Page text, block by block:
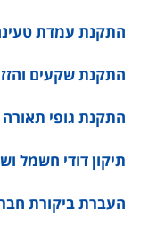
התקנת עמדת
התקנת שקעים
התקנת גופי תאורה
תיקון דודי חשמל
העברת ביקורת